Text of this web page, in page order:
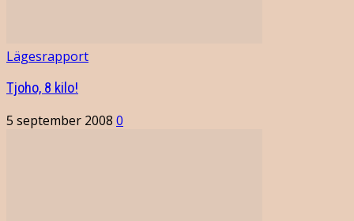
Lägesrapport
Tjoho, 8 kilo!
5 september 2008 0